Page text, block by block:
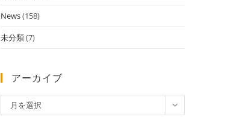
News(158)
未分類(7)
アーカイブ
ー
月を選択